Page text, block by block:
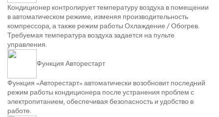
Кондиционер контролирует температуру воздуха в помещении
в автоматическом режиме, изменяя производительность
компрессора, а также режим работы Охлаждение / Обогрев.
Требуемая температура воздуха задается на пульте
управления.
Функция Авторестарт
Функция «Авторестарт» автоматически возобновит последний
режим работы кондиционера после устранения проблем с
электропитанием, обеспечивая безопасность и удобство в
работе.